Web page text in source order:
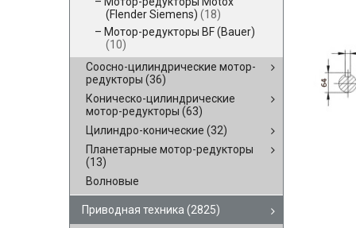
(Flender Siemens) (18)
Мотор-редукторы BF (Bauer)
(10)
Соосно-цилиндрические мотор-
редукторы (36)
Коническо-цилиндрические
мотор-редукторы (63)
Цилиндро-конические (32)
Планетарные мотор-редукторы
(13)
Волновые
Приводная техника (2825)